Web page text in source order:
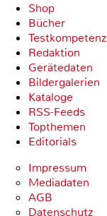
Shop
Bücher
Testkompetenz
Redaktion
Gerätedaten
Bildergalerien
Kataloge
RSS-Feeds
Topthemen
Editorials
Impressum
Mediadaten
AGB
Datenschutz